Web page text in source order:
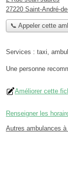
27220 Saint-André-
📞 Appeler cette
Services : taxi,
Une personne
Améliorer cette
Renseigner les
Autres ambulances